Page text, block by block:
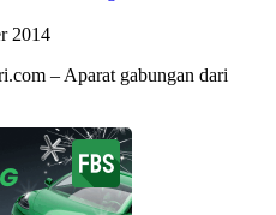
2014
– Aparat gabungan dari